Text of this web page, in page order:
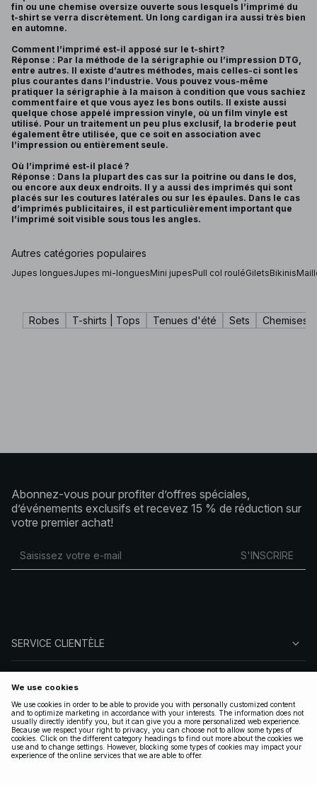
fin ou une chemise oversize ouverte sous lesquels l’imprimé du
t-shirt se verra discrètement. Un long cardigan ira aussi très bien
en automne.
Comment l’imprimé est-il apposé sur le t-shirt ?
Réponse : Par la méthode de la sérigraphie ou l’impression DTG,
entre autres. Il existe d’autres méthodes, mais celles-ci sont les
plus courantes dans l’industrie. Vous pouvez vous-même
pratiquer la sérigraphie à la maison à condition que vous sachiez
comment faire et que vous ayez les bons outils. Il existe aussi
quelque chose appelé impression vinyle, où un film vinyle est
utilisé. Pour un traitement un peu plus exclusif, la broderie peut
également être utilisée, que ce soit en association avec
l’impression ou entièrement seule.
Où l’imprimé est-il placé ?
Réponse : Dans la plupart des cas sur la poitrine ou dans le dos,
ou encore aux deux endroits. Il y a aussi des imprimés qui sont
placés sur les coutures latérales ou sur les épaules. Dans le cas
d’imprimés publicitaires, il est particulièrement important que
l’imprimé soit visible sous tous les angles.
Autres catégories populaires
Jupes longuesJupes mi-longuesMini jupesPull col rouléGiletsBikinis
Robes T-shirts | Tops Tenues d'été Sets Chemises |
Abonnez-vous pour profiter d’offres spéciales,
d’événements exclusifs et recevez 15 % de réduction sur
votre premier achat!
S'INSCRIRE
SERVICE CLIENTÈLE
SUIVEZ-NOUS
LÉGAL